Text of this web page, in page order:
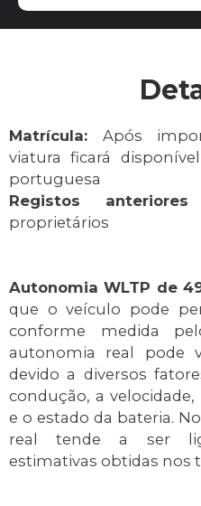
Matrícula: Após
viatura ficará
portuguesa
Registos
proprietários
Autonomia WLTP de
que o veículo pode
conforme medida
autonomia real pode
devido a diversos
condução, a
e o estado da bateria.
real tende a ser
estimativas obtidas nos